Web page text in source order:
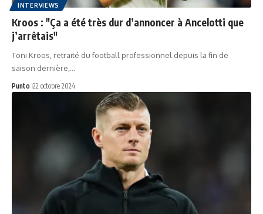
INTERVIEWS
Kroos : "Ça a été très dur d’annoncer à Ancelotti que
j’arrêtais"
Toni Kroos, retraité du football professionnel depuis la fin de
saison dernière,…
Punto 22 octobre 2024